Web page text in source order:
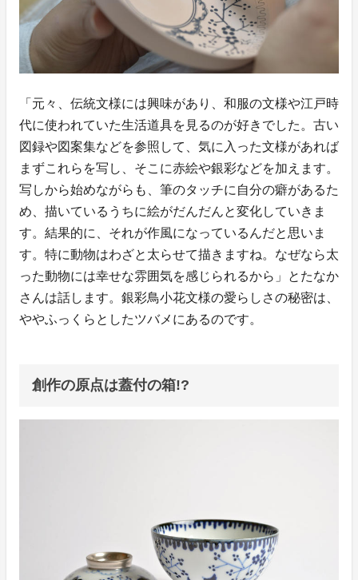
「元々、伝統文様には興味があり、和服の文様や江戸時
代に使われていた生活道具を見るのが好きでした。古い
図録や図案集などを参照して、気に入った文様があれば
まずこれらを写し、そこに赤絵や銀彩などを加えます。
写しから始めながらも、筆のタッチに自分の癖があるた
め、描いているうちに絵がだんだんと変化していきま
す。結果的に、それが作風になっているんだと思いま
す。特に動物はわざと太らせて描きますね。なぜなら太
った動物には幸せな雰囲気を感じられるから」とたなか
さんは話します。銀彩鳥小花文様の愛らしさの秘密は、
ややふっくらとしたツバメにあるのです。
創作の原点は蓋付の箱!?